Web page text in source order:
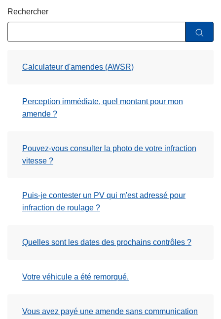
Rechercher
Calculateur d'amendes (AWSR)
Perception immédiate, quel montant pour mon
amende ?
Pouvez-vous consulter la photo de votre infraction
vitesse ?
Puis-je contester un PV qui m'est adressé pour
infraction de roulage ?
Quelles sont les dates des prochains contrôles ?
Votre véhicule a été remorqué.
Vous avez payé une amende sans communication